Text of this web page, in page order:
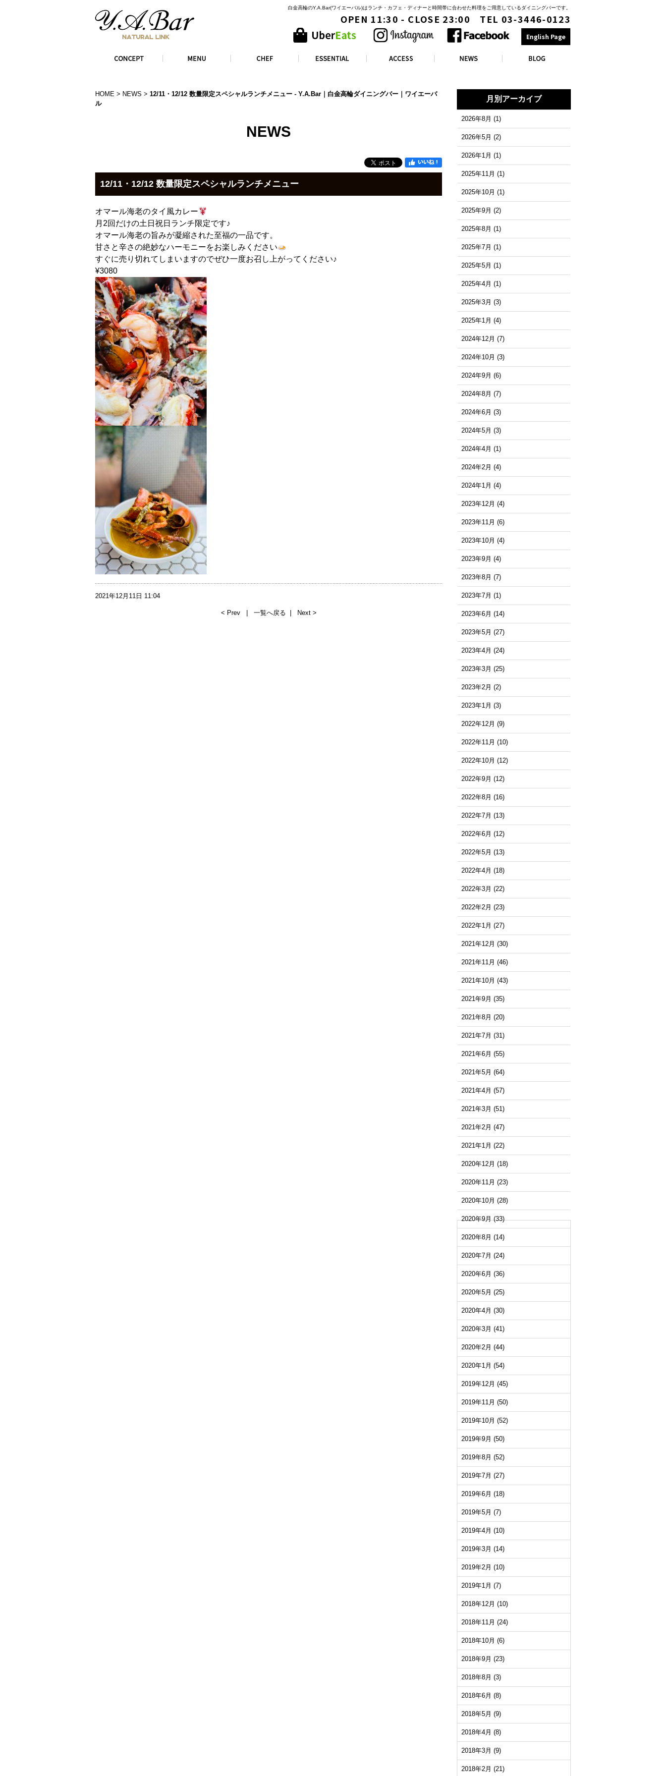
白金高輪のY.A.Bar(ワイエーバル)はランチ・カフェ・ディナーと時間帯に合わせた料理をご用意しているダイニングバーです。
OPEN 11:30 - CLOSE 23:00 TEL 03-3446-0123
English Page
月別アーカイブ
2026年8月 (1)
2026年5月 (2)
2026年1月 (1)
2025年11月 (1)
2025年10月 (1)
2025年9月 (2)
2025年8月 (1)
2025年7月 (1)
2025年5月 (1)
2025年4月 (1)
2025年3月 (3)
2025年1月 (4)
2024年12月 (7)
2024年10月 (3)
2024年9月 (6)
2024年8月 (7)
2024年6月 (3)
2024年5月 (3)
2024年4月 (1)
2024年2月 (4)
2024年1月 (4)
2023年12月 (4)
2023年11月 (6)
2023年10月 (4)
2023年9月 (4)
2023年8月 (7)
2023年7月 (1)
2023年6月 (14)
2023年5月 (27)
2023年4月 (24)
2023年3月 (25)
2023年2月 (2)
2023年1月 (3)
2022年12月 (9)
2022年11月 (10)
2022年10月 (12)
2022年9月 (12)
2022年8月 (16)
2022年7月 (13)
2022年6月 (12)
2022年5月 (13)
2022年4月 (18)
2022年3月 (22)
2022年2月 (23)
2022年1月 (27)
2021年12月 (30)
2021年11月 (46)
2021年10月 (43)
2021年9月 (35)
2021年8月 (20)
2021年7月 (31)
2021年6月 (55)
2021年5月 (64)
2021年4月 (57)
2021年3月 (51)
2021年2月 (47)
2021年1月 (22)
2020年12月 (18)
2020年11月 (23)
2020年10月 (28)
2020年9月(33)
2020年8月 (14)
2020年7月 (24)
2020年6月 (36)
2020年5月 (25)
2020年4月 (30)
2020年3月 (41)
2020年2月 (44)
2020年1月 (54)
2019年12月 (45)
2019年11月 (50)
2019年10月 (52)
2019年9月 (50)
2019年8月 (52)
2019年7月 (27)
2019年6月 (18)
2019年5月 (7)
2019年4月 (10)
2019年3月 (14)
2019年2月 (10)
2019年1月 (7)
2018年12月 (10)
2018年11月 (24)
2018年10月 (6)
2018年9月 (23)
2018年8月 (3)
2018年6月 (8)
2018年5月 (9)
2018年4月 (8)
2018年3月 (9)
2018年2月 (21)
HOME > NEWS > 12/11・12/12 数量限定スペシャルランチメニュー - Y.A.Bar｜白金高輪ダイニングバー｜ワイエーバ
ル
NEWS
12/11・12/12 数量限定スペシャルランチメニュー
オマール海老のタイ風カレー
月 2回だけの土日祝日ランチ限定です♪
オマール海老の旨みが凝縮された至福の一品です。
甘さと辛さの絶妙なハーモニーをお楽しみください
すぐに売り切れてしまいますのでぜひ一度お召し上がってください♪
¥3080
2021年12月11日 11:04
< Prev 一覧へ戻る Next >